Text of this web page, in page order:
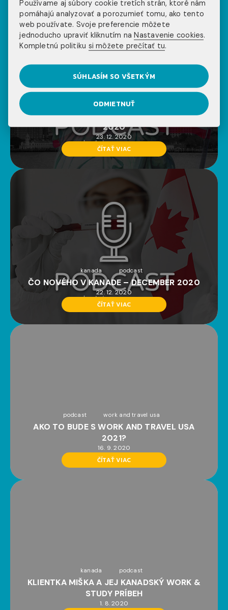
work and travel usa
#WATCAST BY INJOY AGENCY – DECEMBER
2020
23. 12. 2020
ČÍTAŤ VIAC
kanada podcast
ČO NOVÉHO V KANADE – DECEMBER 2020
22. 12. 2020
ČÍTAŤ VIAC
podcast work and travel usa
AKO TO BUDE S WORK AND TRAVEL USA
2021?
16. 9. 2020
ČÍTAŤ VIAC
kanada podcast
KLIENTKA MIŠKA A JEJ KANADSKÝ WORK &
STUDY PRÍBEH
1. 8. 2020
Používame aj súbory cookie tretích strán, ktoré nám
pomáhajú analyzovať a porozumieť tomu, ako tento
web používate. Svoje preferencie môžete
jednoducho upraviť kliknutím naNastavenie cookies.
Kompletnú politiku si môžete prečítať tu.
SÚHLASÍM SO VŠETKÝM
ODMIETNUŤ